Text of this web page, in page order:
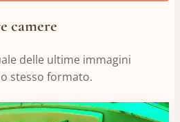
camere
delle ultime immagini
stesso formato.